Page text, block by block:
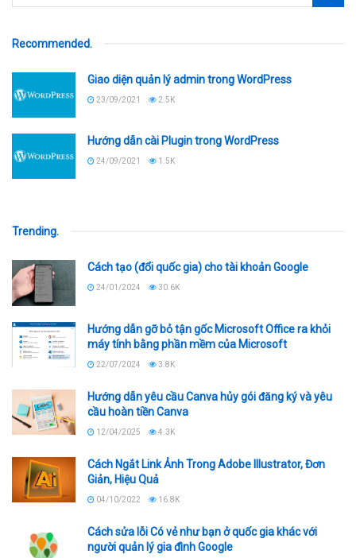
Recommended.
Giao diện quản lý admin trong WordPress
23/09/2021 2.5K
Hướng dẫn cài Plugin trong WordPress
24/09/2021 1.5K
Trending.
Cách tạo (đổi quốc gia) cho tài khoản Google
24/01/2024 30.6K
Hướng dẫn gỡ bỏ tận gốc Microsoft Office ra khỏi
máy tính bằng phần mềm của Microsoft
22/07/2024 3.8K
Hướng dẫn yêu cầu Canva hủy gói đăng ký và yêu
cầu hoàn tiền Canva
12/04/2025 4.3K
Cách Ngắt Link Ảnh Trong Adobe Illustrator, Đơn
Giản, Hiệu Quả
04/10/2022 16.8K
Cách sửa lỗi Có vẻ như bạn ở quốc gia khác với
người quản lý gia đình Google